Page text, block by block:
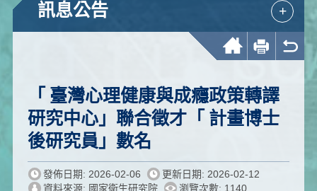
訊息公告 +
友善列印
「 臺灣心理健康與成癮政策轉譯
研究中心」聯合徵才「 計畫博士
後研究員」數名
發佈日期: 2026-02-06
更新日期: 2026-02-12
資料來源: 國家衛生研究院
瀏覽次數: 1140